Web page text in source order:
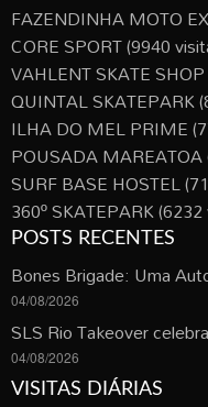
FAZENDINHA MOTO
CORE SPORT(9940
VAHLENT SKATE SHOP
QUINTAL SKATEPARK
ILHA DO MEL PRIME
POUSADA MAREATOA
SURF BASE HOSTEL
360º SKATEPARK
POSTS RECENTES
Bones Brigade: Uma
04/08/2026
SLS Rio Takeover
04/08/2026
VISITAS DIÁRIAS